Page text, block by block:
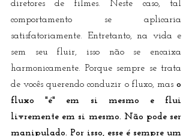
diretores de filmes. Neste caso, tal
comportamento se aplicaria
satisfatoriamente. Entretanto, na vida e
sem seu fluir, isso não se encaixa
harmonicamente. Porque sempre se trata
de vocês querendo conduzir o fluxo, mas o
fluxo "é" em si mesmo e flui
livremente em si mesmo. Não pode ser
manipulado. Por isso, esse é sempre um